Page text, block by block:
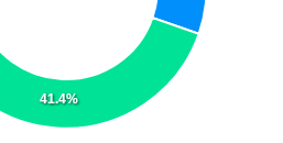
41.4%